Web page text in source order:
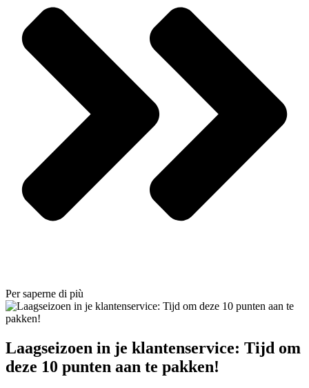
Per saperne di più
Laagseizoen in je klantenservice: Tijd om
deze 10 punten aan te pakken!